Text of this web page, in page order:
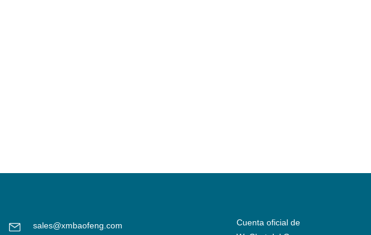
sales@xmbaofeng.com
Cuenta oficial de